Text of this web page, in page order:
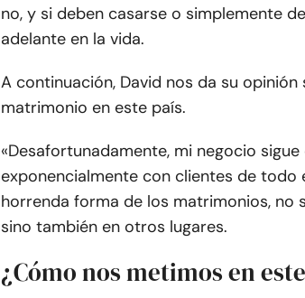
no, y si deben casarse o simplemente
adelante en la vida.
A continuación, David nos da su
matrimonio en este país.
«Desafortunadamente, mi negocio
exponencialmente con clientes de todo
horrenda forma de los matrimonios, no
sino también en otros lugares.
¿Cómo nos metimos en